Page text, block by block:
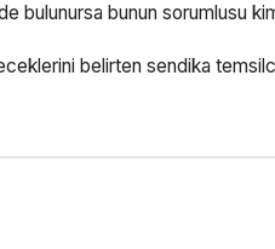
bulunursa bunun sorumlusu
belirten sendika